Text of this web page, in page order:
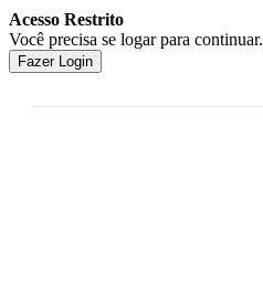
Acesso Restrito
Você precisa se logar para continuar.
Fazer Login